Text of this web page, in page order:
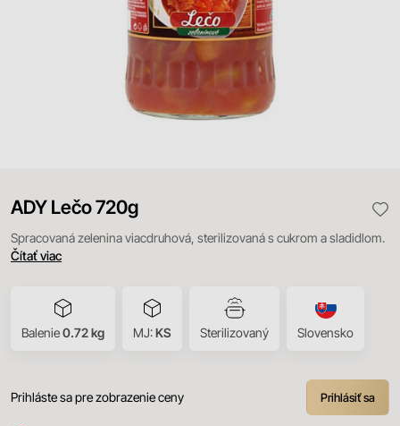
ADY Lečo 720g
Spracovaná zelenina viacdruhová, sterilizovaná s cukrom a sladidlom.
Čítať viac
Balenie0.72 kg MJ:KS Sterilizovaný Slovensko
Prihláste sa pre zobrazenie ceny Prihlásiť sa